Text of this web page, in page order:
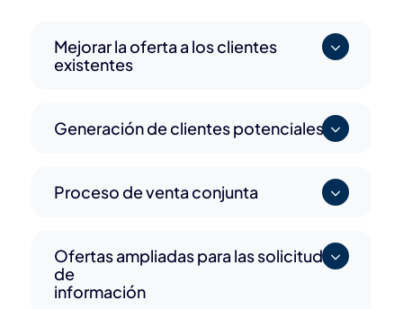
Mejorar la oferta a los clientes
existentes
Generación de clientes potenciales
Proceso de venta conjunta
Ofertas ampliadas para las solicitudes
de
información